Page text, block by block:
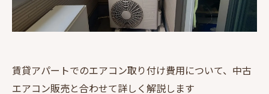
賃貸アパートでのエアコン取り付け費用について、中古
エアコン販売と合わせて詳しく解説します